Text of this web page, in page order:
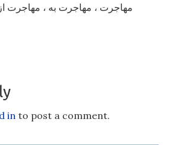
مهاجرت ، مهاجرت به ، مهاجرت
into post a comment.